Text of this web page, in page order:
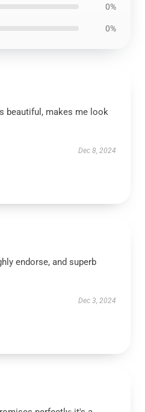
0%
0%
beautiful, makes me look
Dec 8, 2024
endorse, and superb
Dec 3, 2024